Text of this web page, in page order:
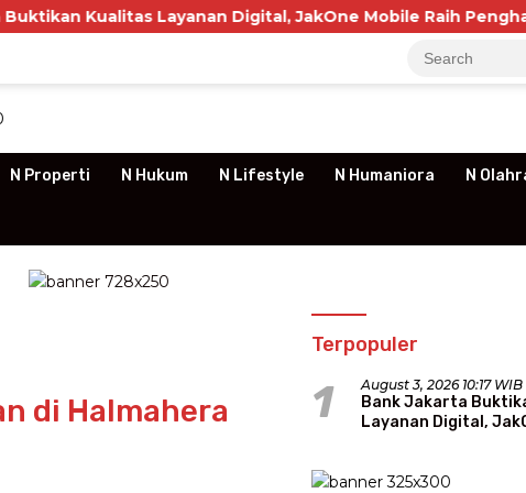
Layanan Digital, JakOne Mobile Raih Penghargaan
N Properti N Hukum N Lifestyle N Humaniora N
di Halmahera
Terpopuler
1 August 3, 2026 10:17 WIB
Bank Jakarta
Layanan Digital,